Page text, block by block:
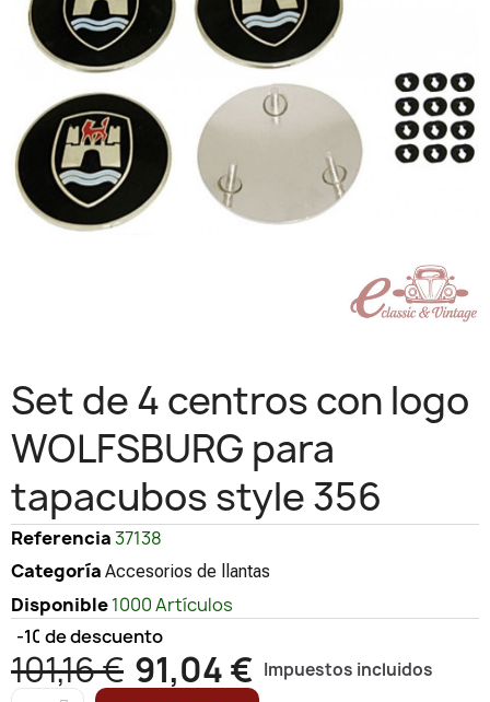
Set de 4 centros con logo
WOLFSBURG para
tapacubos style 356
Referencia37138
Categoría Accesorios de llantas
Disponible1000 Artículos
-10%de descuento
101,16 € 91,04 € Impuestos incluidos